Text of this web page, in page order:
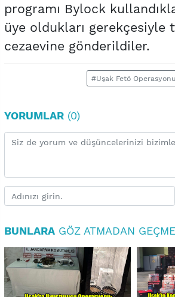
programı Bylock
üye oldukları gerekçesiyle
cezaevine gönderildiler.
#Uşak Fetö Operasyonu
YORUMLAR (0)
BUNLARA GÖZ ATMADAN